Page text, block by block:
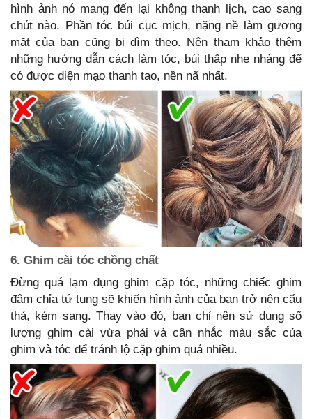
hình ảnh nó mang đến lại không thanh lịch, cao sang
chút nào. Phần tóc búi cục mịch, nặng nề làm gương
mặt của bạn cũng bị dìm theo. Nên tham khảo thêm
những hướng dẫn cách làm tóc, búi thấp nhẹ nhàng để
có được diện mạo thanh tao, nền nã nhất.
6. Ghim cài tóc chồng chất
Đừng quá lạm dụng ghim cặp tóc, những chiếc ghim
đâm chỉa tứ tung sẽ khiến hình ảnh của bạn trở nên cẩu
thả, kém sang. Thay vào đó, bạn chỉ nên sử dụng số
lượng ghim cài vừa phải và cân nhắc màu sắc của
ghim và tóc để tránh lộ cặp ghim quá nhiều.